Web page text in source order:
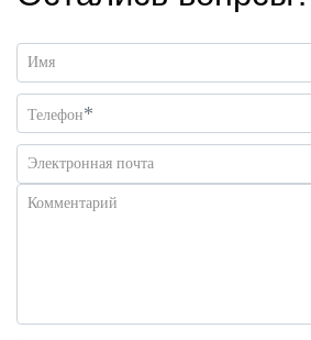
Имя
Телефон*
Электронная почта
Комментарий